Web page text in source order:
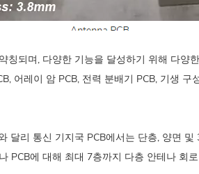
되며, 다양한 기능을 달성하기 위해 다양
어레이 암 PCB, 전력 분배기 PCB, 기생
달리 통신 기지국 PCB에서는 단층, 양면
PCB에 대해 최대 7층까지 다층 안테나 회